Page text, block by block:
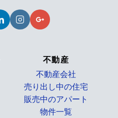
不動産
不動産会社
売り出し中の住宅
販売中のアパート
物件一覧